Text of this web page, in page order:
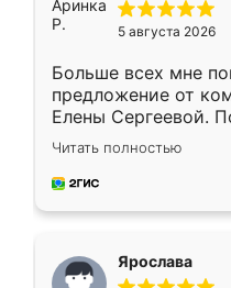
5 августа 2026
Больше всех мне
предложение от
Елены Сергеевой.
короткие сроки
для замера
предложил по
Читать полностью
Ярослава